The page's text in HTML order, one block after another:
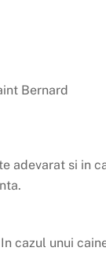
Bernard
adevarat si in
cazul unui